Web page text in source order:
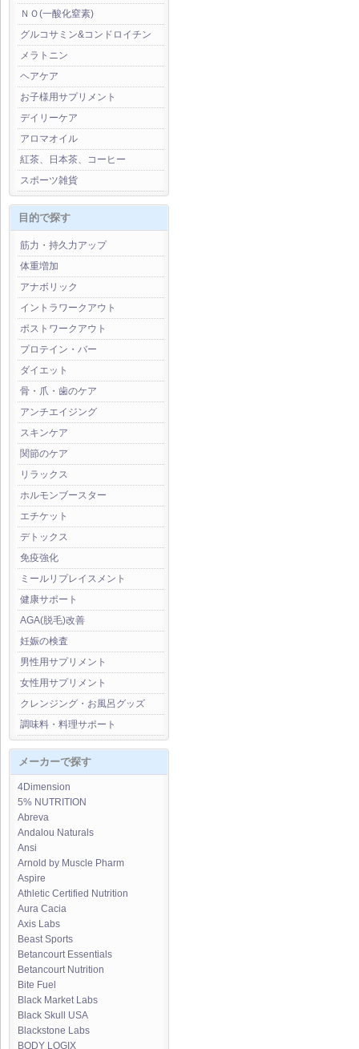
ＮＯ(一酸化窒素)
グルコサミン&コンドロイチン
メラトニン
ヘアケア
お子様用サプリメント
デイリーケア
アロマオイル
紅茶、日本茶、コーヒー
スポーツ雑貨
目的で探す
筋力・持久力アップ
体重増加
アナボリック
イントラワークアウト
ポストワークアウト
プロテイン・バー
ダイエット
骨・爪・歯のケア
アンチエイジング
スキンケア
関節のケア
リラックス
ホルモンブースター
エチケット
デトックス
免疫強化
ミールリプレイスメント
健康サポート
AGA(脱毛)改善
妊娠の検査
男性用サプリメント
女性用サプリメント
クレンジング・お風呂グッズ
調味料・料理サポート
メーカーで探す
4Dimension
5% NUTRITION
Abreva
Andalou Naturals
Ansi
Arnold by Muscle Pharm
Aspire
Athletic Certified Nutrition
Aura Cacia
Axis Labs
Beast Sports
Betancourt Essentials
Betancourt Nutrition
Bite Fuel
Black Market Labs
Black Skull USA
Blackstone Labs
BODY LOGIX